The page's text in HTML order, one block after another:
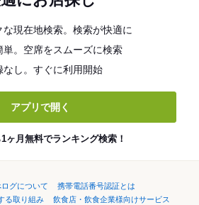
な現在地検索。検索が快適に
単。空席をスムーズに検索
なし。すぐに利用開始
アプリで開く
ヶ月無料でランキング検索！
グについて
携帯電話番号認証とは
る取り組み
飲食店・飲食企業様向けサービス